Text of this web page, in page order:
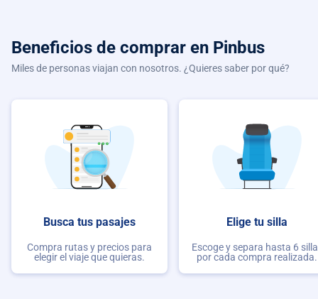
Beneficios de comprar en Pinbus
Miles de personas viajan con nosotros. ¿Quieres saber por qué?
Busca tus pasajes
Compra rutas y precios para
elegir el viaje que quieras.
Elige tu silla
Escoge y separa hasta 6
por cada compra realizada.